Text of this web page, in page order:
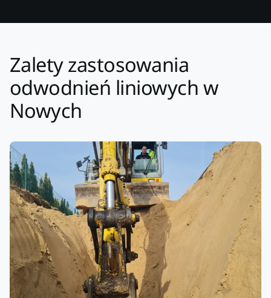
Zalety zastosowania
odwodnień liniowych w
Nowych